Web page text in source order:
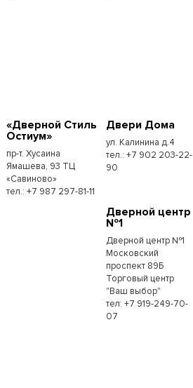
«Дверной Стиль
Остиум»
пр-т. Хусаина
Ямашева, 93 ТЦ
«Савиново»
тел.: +7 987 297-81-11
Двери Дома
ул. Калинина д.4
тел.: +7 902 203-22-
90
Дверной центр
№1
Дверной центр №1
Московский
проспект 89Б
Торговый центр
"Ваш выбор"
тел: +7 919-249-70-
07